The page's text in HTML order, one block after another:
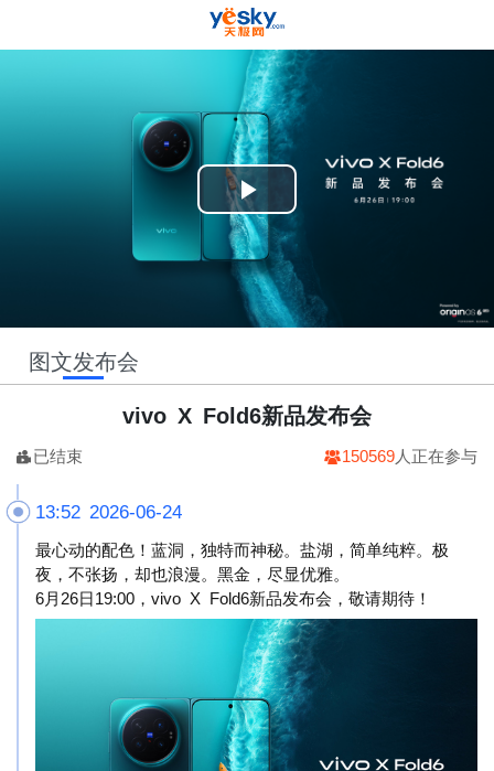
Play
Video
图文发布会
vivo X Fold6新品发布会
已结束 150569 人正在参与
13:52 2026-06-24
最心动的配色！蓝洞，独特而神秘。盐湖，简单纯粹。极
夜，不张扬，却也浪漫。黑金，尽显优雅。
6月26日19:00，vivo X Fold6新品发布会，敬请期待！